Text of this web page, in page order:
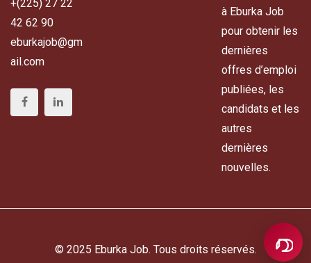
+(225) 27 22
42 62 90
eburkajob@gm
ail.com
à Eburka Job
pour obtenir les
dernières
offres d’emploi
publiées, les
candidats et les
autres
dernières
nouvelles.
© 2025 Eburka Job. Tous droits réservés.